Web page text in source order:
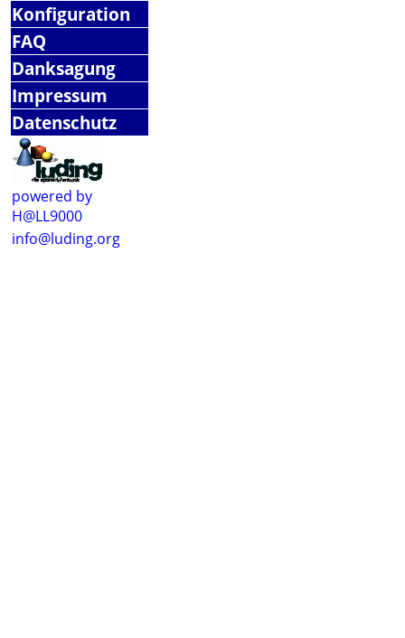
Konfiguration
FAQ
Danksagung
Impressum
Datenschutz
powered by
H@LL9000
info@luding.org